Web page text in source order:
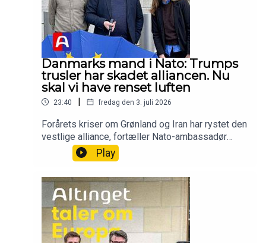
Danmarks mand i Nato: Trumps
trusler har skadet alliancen. Nu
skal vi have renset luften
23:40 | fredag den 3. juli 2026
Forårets kriser om Grønland og Iran har rystet den
vestlige alliance, fortæller Nato-ambassadør
Kasper Høeg i ugens podcast. Næste uges
topmøde i Ankara handler om at klinke skårene og
demonstrere, at Europa investerer mange
milliarder i både oprustning og støtte til
Ukraine.Vært og tilrettelægger: Thomas Lauritzen,
Altingets Europa-analytikerGæst: Kasper Høeg-
Jensen, Danmarks Nato-ambassadørProducer:
Camille Marie Guerry, podcastassistent
Play